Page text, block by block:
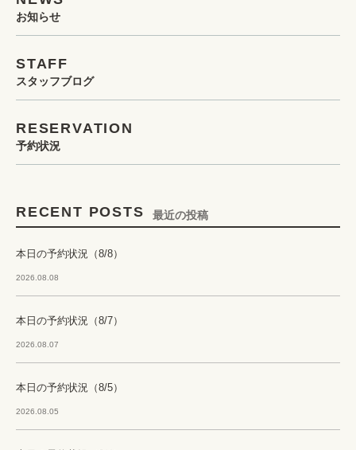
お知らせ
STAFF
スタッフブログ
RESERVATION
予約状況
RECENT POSTS 最近の投稿
本日の予約状況（8/8）
2026.08.08
本日の予約状況（8/7）
2026.08.07
本日の予約状況（8/5）
2026.08.05